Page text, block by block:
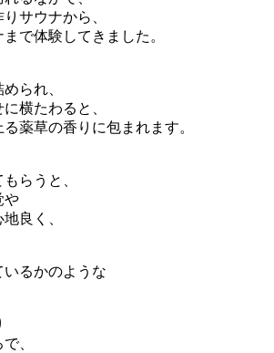
サウナから、
で体験してきました。
られ、
横たわると、
薬草の香りに包まれます。
らうと、
や
良く、
るかのような
、